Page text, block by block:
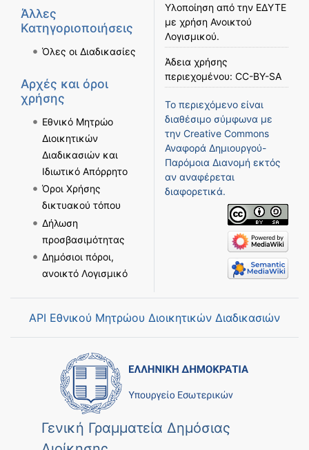
Άλλες
Κατηγοριοποιήσεις
Όλες οι Διαδικασίες
Αρχές και όροι
χρήσης
Εθνικό Μητρώο
Διοικητικών
Διαδικασιών και
Ιδιωτικό Απόρρητο
Όροι Χρήσης
δικτυακού τόπου
Δήλωση
προσβασιμότητας
Δημόσιοι πόροι,
ανοικτό Λογισμικό
Υλοποίηση από την ΕΔΥΤΕ
με χρήση Ανοικτού
Λογισμικού.
Άδεια χρήσης
περιεχομένου: CC-BY-SA
Το περιεχόμενο είναι
διαθέσιμο σύμφωνα με
την Creative Commons
Αναφορά Δημιουργού-
Παρόμοια Διανομή εκτός
αν αναφέρεται
διαφορετικά.
API Εθνικού Μητρώου Διοικητικών Διαδικασιών
Γενική Γραμματεία Δημόσιας